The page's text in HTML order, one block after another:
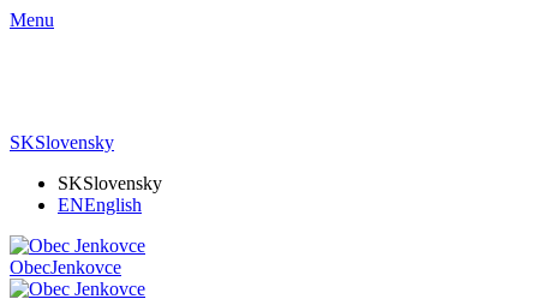
Menu
SKSlovensky
SKSlovensky
ENEnglish
ObecJenkovce